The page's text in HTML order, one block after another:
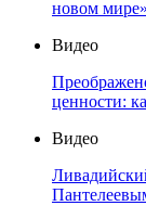
новом мире»
Видео
ценности:
Видео